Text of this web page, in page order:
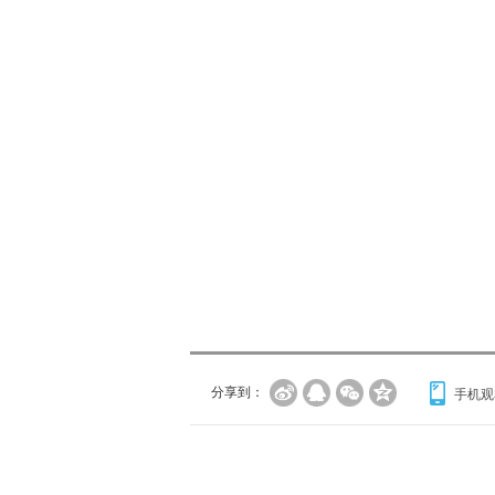
分享到： 手机